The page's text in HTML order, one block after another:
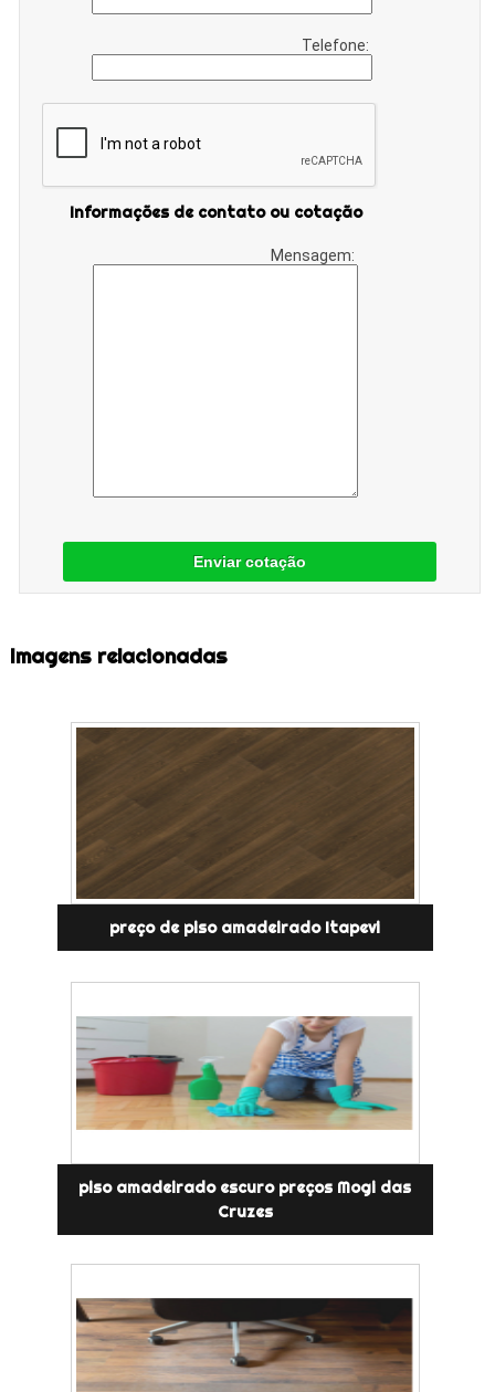
Telefone:
Informações de contato ou cotação
Mensagem:
Enviar cotação
Imagens relacionadas
preço de piso amadeirado Itapevi
piso amadeirado escuro preços Mogi das
Cruzes